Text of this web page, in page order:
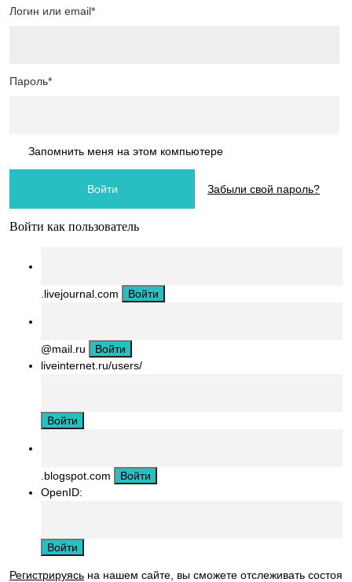
Логин или email*
Пароль*
Запомнить меня на этом компьютере
Забыли свой пароль?
Войти как пользователь
.livejournal.com
@mail.ru
liveinternet.ru/users/
.blogspot.com
OpenID:
Регистрируясь на нашем сайте, вы сможете отслеживать